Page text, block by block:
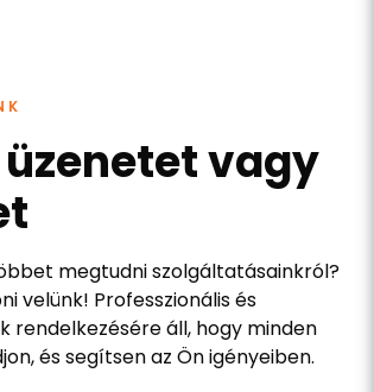
vagy
megtudni szolgáltatásainkról?
velünk! Professzionális és
rendelkezésére áll, hogy minden
és segítsen az Ön igényeiben.